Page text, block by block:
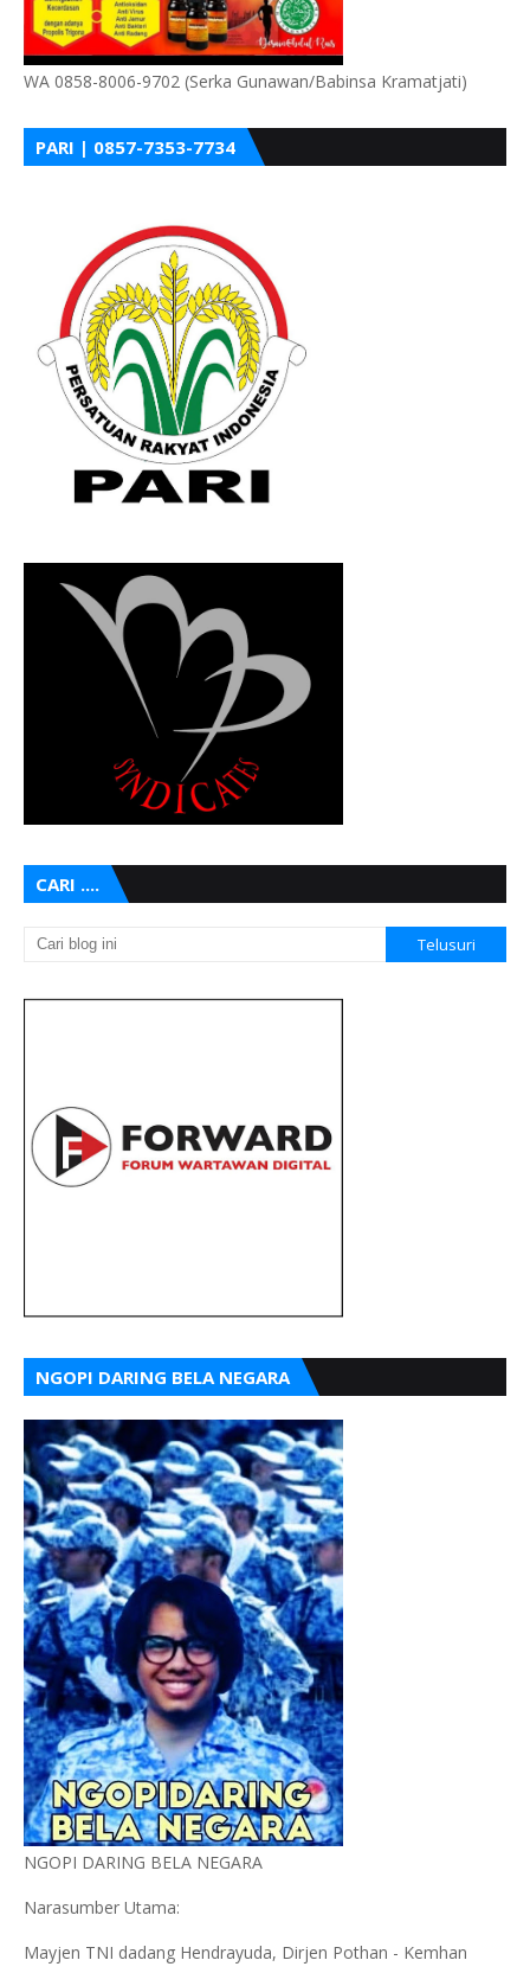
WA 0858-8006-9702 (Serka Gunawan/Babinsa Kramatjati)
PARI | 0857-7353-7734
CARI ....
NGOPI DARING BELA NEGARA
NGOPI DARING BELA NEGARA
Narasumber Utama:
Mayjen TNI dadang Hendrayuda, Dirjen Pothan - Kemhan